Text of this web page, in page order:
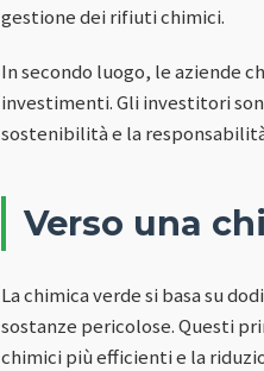
gestione dei rifiuti chimici.
In secondo luogo, le aziende
investimenti. Gli investitori
sostenibilità e la
Verso una
La chimica verde si basa su
sostanze pericolose. Questi
chimici più efficienti e la